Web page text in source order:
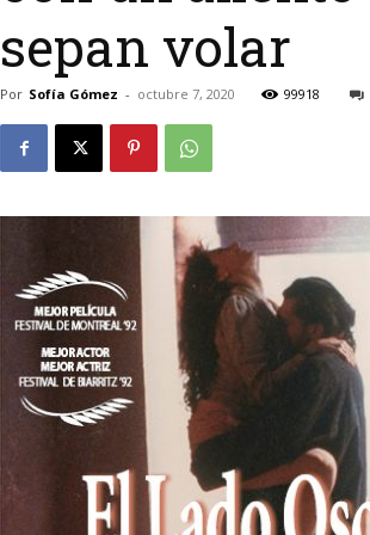
sepan volar
Por Sofía Gómez - octubre 7, 2020 99918